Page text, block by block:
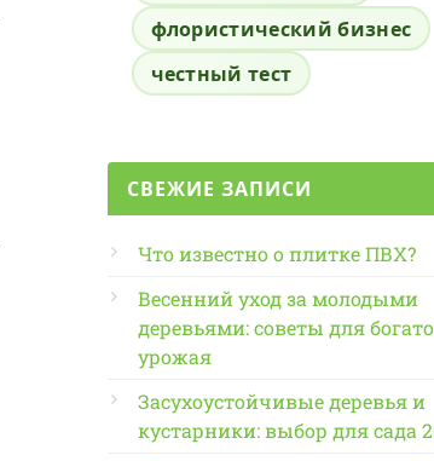
флористический бизнес
честный тест
СВЕЖИЕ ЗАПИСИ
Что известно о плитке ПВХ?
Весенний уход за молодыми
деревьями: советы для
урожая
Засухоустойчивые деревья и
кустарники: выбор для сада